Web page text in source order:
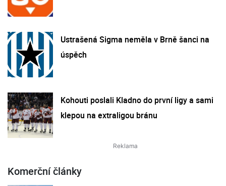
Ustrašená Sigma neměla v Brně šanci na
úspěch
Kohouti poslali Kladno do první ligy a sami
klepou na extraligou bránu
Komerční články